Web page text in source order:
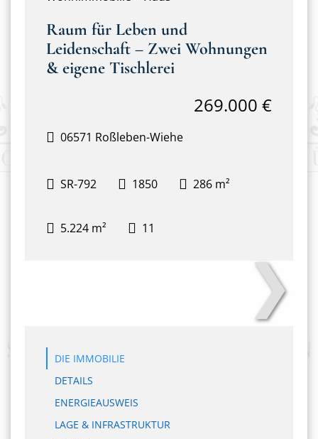
Raum für Leben und
Leidenschaft – Zwei Wohnungen
& eigene Tischlerei
06571 Roßleben-Wiehe
269.000 €
SR-792 1850 286 m²
5.224 m² 11
❯
DIE IMMOBILIE
DETAILS
ENERGIEAUSWEIS
LAGE & INFRASTRUKTUR